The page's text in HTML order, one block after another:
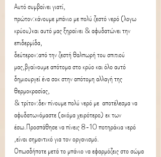
Αυτό συμβαίνει γιατί,
πρώτον:κάνουμε μπάνιο με πολύ ζεστό νερό (λογω
κρύου)και αυτό μας ξηραίνει & αφυδατώνει την
επιδερμίδα,
δεύτερον:από την ζεστή θαλπωρή του σπιτιού
μας,βγαίνουμε απότομα στο κρύο και όλο αυτό
δημιουργεί ένα σοκ στην απότομη αλλαγή της
θερμοκρασίας,
& τρίτον:δεν πίνουμε πολύ νερό με  αποτέλεσμα να
αφυδατωνόμαστε (ακόμα χειρότερο) εκ των
έσω.Προσπάθησε να πίνεις 8-10 ποτηράκια νερό
,είναι σημαντικό για τον οργανισμό.
Οπωσδήποτε μετά το μπάνιο να εφαρμόζεις στο σώμα